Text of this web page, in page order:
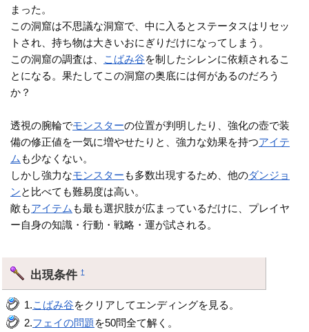
まった。
この洞窟は不思議な洞窟で、中に入るとステータスはリセッ
トされ、持ち物は大きいおにぎりだけになってしまう。
この洞窟の調査は、
こばみ谷を制したシレンに依頼されるこ
とになる。果たしてこの洞窟の奥底には何があるのだろう
か？
透視の腕輪でモンスターの位置が判明したり、強化の壺で装
備の修正値を一気に増やせたりと、強力な効果を持つアイテ
ム も少なくない。
しかし強力なモンスターも多数出現するため、他のダンジョ
ンと比べても難易度は高い。
敵もアイテム も最も選択肢が広まっているだけに、プレイヤ
ー自身の知識・行動・戦略・運が試される。
出現条件†
1.こばみ谷をクリアしてエンディングを見る。
2.フェイの問題 を50問全て解く。